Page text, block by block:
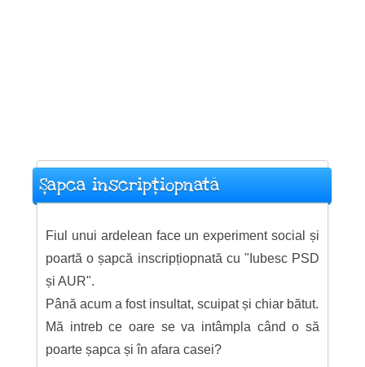
Șapca inscripțiopnată
Fiul unui ardelean face un experiment social și
poartă o șapcă inscripțiopnată cu "Iubesc PSD
și AUR".
Până acum a fost insultat, scuipat și chiar bătut.
Mă intreb ce oare se va intâmpla când o să
poarte șapca și în afara casei?